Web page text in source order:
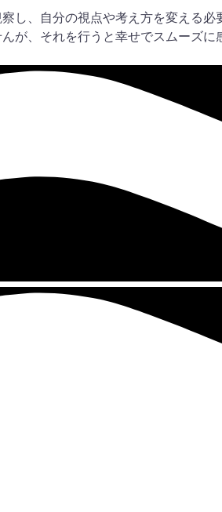
し、自分の視点や考え方を変える
、それを行うと幸せでスムーズ